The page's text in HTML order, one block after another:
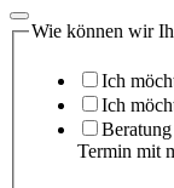
Wie können wir
Ich
Ich
Termin mit